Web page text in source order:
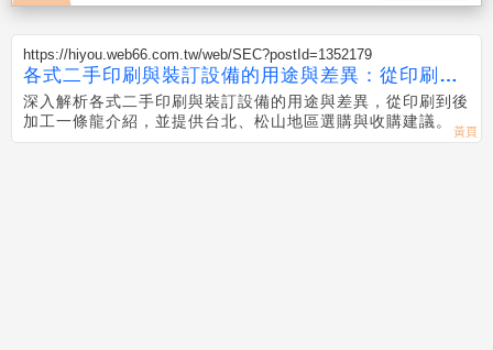
https://hiyou.web66.com.tw/web/SEC?postId=1352179
各式二手印刷與裝訂設備的用途與差異：從印刷到
後加工
深入解析各式二手印刷與裝訂設備的用途與差異，從印刷到後
加工一條龍介紹，並提供台北、松山地區選購與收購建議。